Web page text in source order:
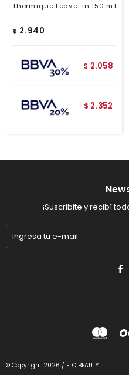
Thermique Leave-in 150 ml
$ 2.940
$ 2.058
$ 2.352
¡Suscribite y recibí

© Copyright 2026 / FLO BEAUTY